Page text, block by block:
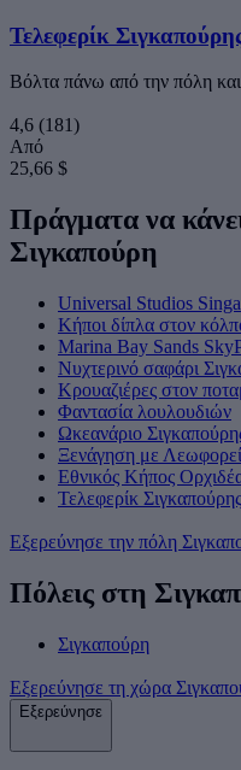
Τελεφερίκ
Βόλτα πάνω από την πόλη
4,6 (181)
Από
25,66 $
Πράγματα να
Σιγκαπούρη
Universal Studios
Κήποι δίπλα στον
Marina Bay Sands
Νυχτερινό σαφάρι
Κρουαζιέρες στον
Φαντασία λουλουδιών
Ωκεανάριο
Ξενάγηση με
Εθνικός Κήπος
Τελεφερίκ Σιγκαπούρης
Εξερεύνησε την πόλη
Πόλεις στη
Σιγκαπούρη
Εξερεύνησε τη χώρα
Εξερεύνησε